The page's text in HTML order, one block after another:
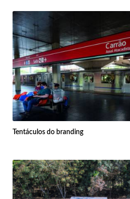
Tentáculos do branding